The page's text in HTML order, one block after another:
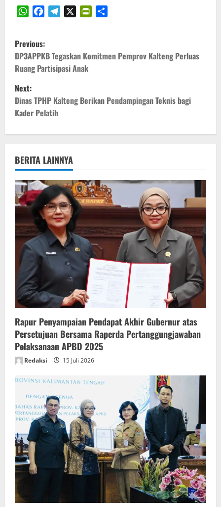
P
o
s
t
n
v
i
g
a
t
i
o
n
Previous:
DP3APPKB Tegaskan Komitmen Pemprov Kalteng Perluas
Ruang Partisipasi Anak
Next:
Dinas TPHP Kalteng Berikan Pendampingan Teknis bagi
Kader Pelatih
BERITA LAINNYA
Rapur Penyampaian Pendapat Akhir Gubernur atas
Persetujuan Bersama Raperda Pertanggungjawaban
Pelaksanaan APBD 2025
Redaksi 15 Juli 2026